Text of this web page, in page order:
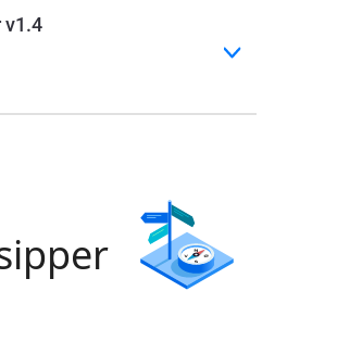
v1.4